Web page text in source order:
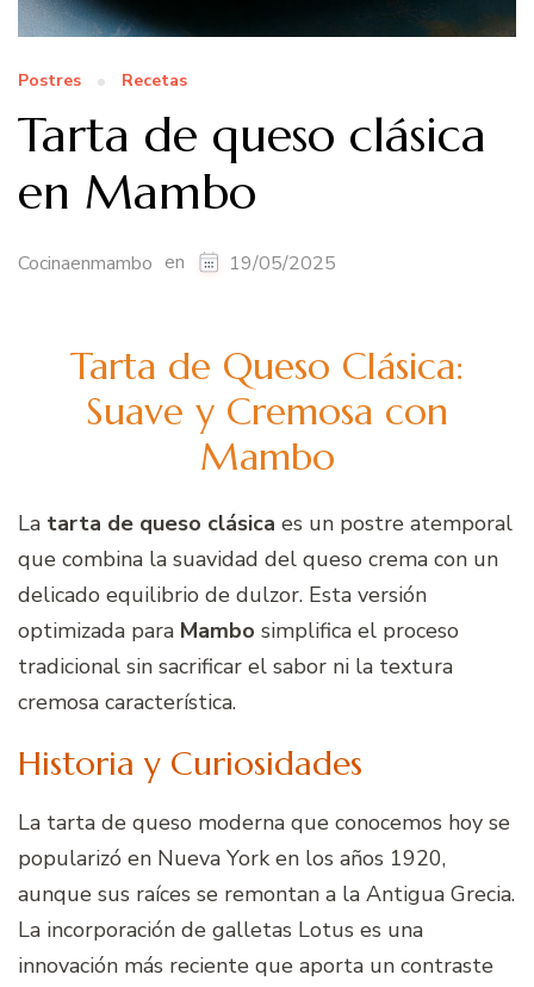
Postres Recetas
Tarta de queso clásica
en Mambo
Cocinaenmambo en 19/05/2025
Tarta de Queso Clásica:
Suave y Cremosa con
Mambo
La tarta de queso clásica es un postre atemporal
que combina la suavidad del queso crema con un
delicado equilibrio de dulzor. Esta versión
optimizada para Mambo simplifica el proceso
tradicional sin sacrificar el sabor ni la textura
cremosa característica.
Historia y Curiosidades
La tarta de queso moderna que conocemos hoy se
popularizó en Nueva York en los años 1920,
aunque sus raíces se remontan a la Antigua Grecia.
La incorporación de galletas Lotus es una
innovación más reciente que aporta un contraste